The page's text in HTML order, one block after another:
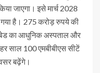
जाएगा। इसे मार्च 2028
गया है। 275 करोड़ रुपये की
का आधुनिक अस्पताल और
साल 100 एमबीबीएस सीटें
बढ़ेंगे।